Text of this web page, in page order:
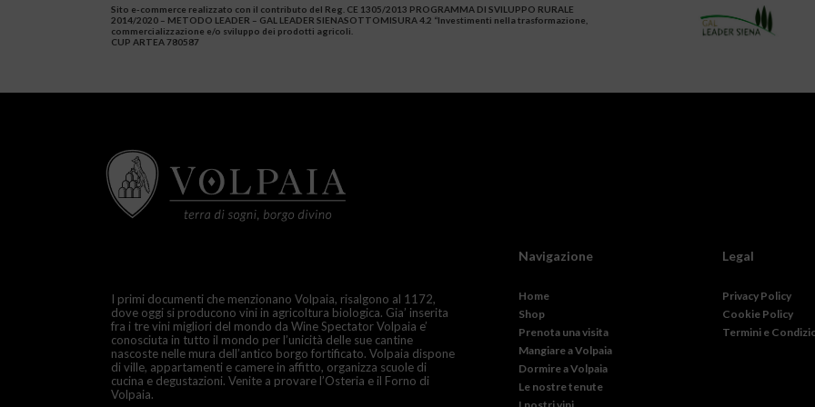
Sito e-commerce realizzato con il contributo del Reg. CE 1305/2013 PROGRAMMA DI SVILUPPO RURALE
2014/2020 – METODO LEADER – GAL LEADER SIENASOTTOMISURA 4.2 “Investimenti nella trasformazione,
commercializzazione e/o sviluppo dei prodotti agricoli.
CUP ARTEA 780587
I primi documenti che menzionano Volpaia, risalgono al 1172,
dove oggi si producono vini in agricoltura biologica. Gia’ inserita
fra i tre vini migliori del mondo da Wine Spectator Volpaia e’
conosciuta in tutto il mondo per l’unicità delle sue cantine
nascoste nelle mura dell’antico borgo fortificato. Volpaia dispone
di ville, appartamenti e camere in affitto, organizza scuole di
cucina e degustazioni. Venite a provare l’Osteria e il Forno di
Volpaia.
Navigazione
Home
Shop
Prenota una visita
Mangiare a Volpaia
Dormire a Volpaia
Le nostre tenute
Legal
Privacy Policy
Cookie Policy
Termini e